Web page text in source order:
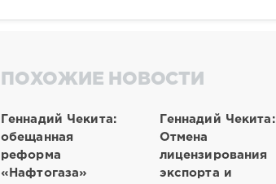
ПОХОЖИЕ НОВОСТИ
Геннадий Чекита:
обещанная
реформа
«Нафтогаза»
Геннадий Чекита:
Отмена
лицензирования
экспорта и